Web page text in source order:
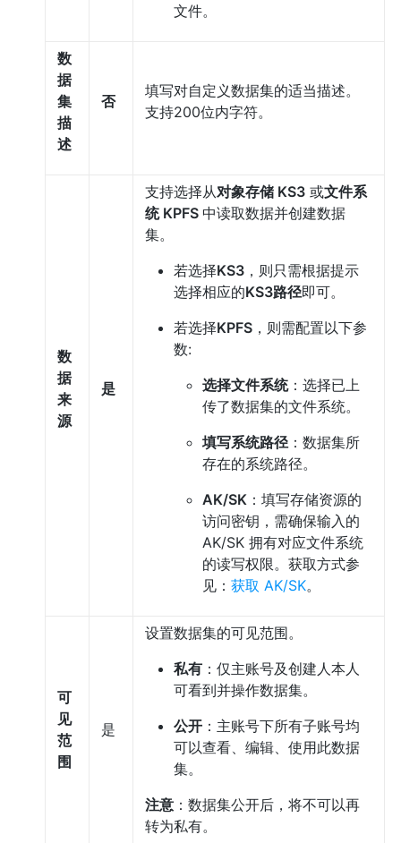
文件。
数
据
集
描
述
否
填写对自定义数据集的适当描述。
支持200位内字符。
数
据
来
源
是
支持选择从对象存储 KS3或文件系
统 KPFS 中读取数据并创建数据
集。
若选择KS3，则只需根据提示
选择相应的KS3路径即可。
若选择KPFS，则需配置以下参
数:
选择文件系统：选择已上
传了数据集的文件系统。
填写系统路径：数据集所
存在的系统路径。
AK/SK：填写存储资源的
访问密钥，需确保输入的
AK/SK 拥有对应文件系统
的读写权限。获取方式参
见： 获取 AK/SK。
可
见
范
围
是
设置数据集的可见范围。
私有：仅主账号及创建人本人
可看到并操作数据集。
公开：主账号下所有子账号均
可以查看、编辑、使用此数据
集。
注意：数据集公开后，将不可以再
转为私有。